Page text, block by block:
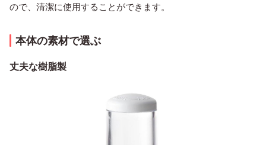
ので、清潔に使用することができます。
本体の素材で選ぶ
丈夫な樹脂製